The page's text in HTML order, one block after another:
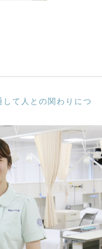
て人との関わりにつ